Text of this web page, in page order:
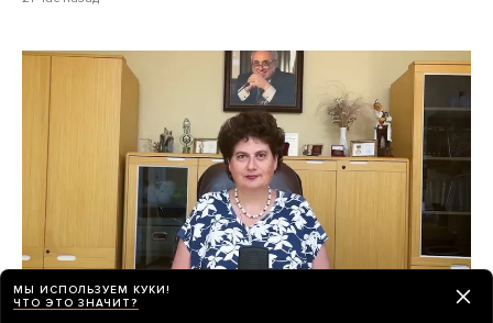
МЫ ИСПОЛЬЗУЕМ КУКИ!
ЧТО ЭТО ЗНАЧИТ?